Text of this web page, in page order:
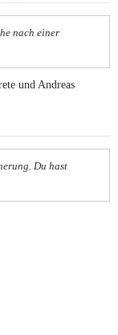
nach einer
und Andreas
Du hast